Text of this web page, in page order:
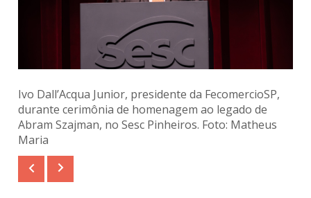
Ivo Dall’Acqua Junior, presidente da FecomercioSP,
durante cerimônia de homenagem ao legado de
Abram Szajman, no Sesc Pinheiros. Foto: Matheus
Maria